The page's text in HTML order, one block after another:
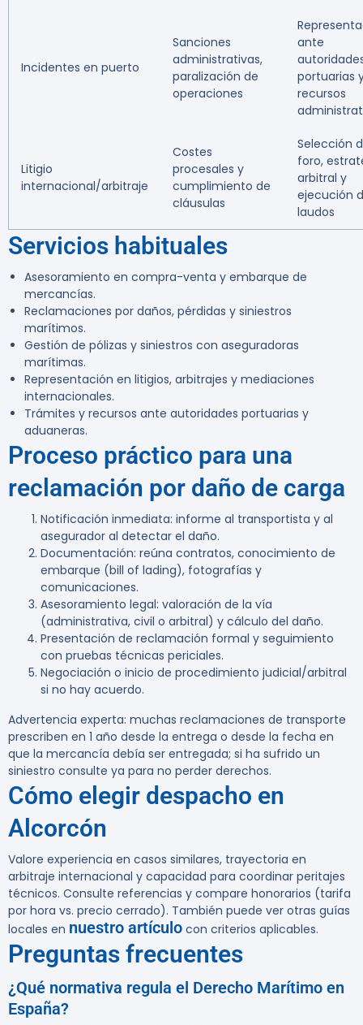
Incidentes en puerto
Sanciones
administrativas,
paralización de
operaciones
ante
portuarias
recursos
Litigio
internacional/arbitraje
Costes
procesales y
cumplimiento de
cláusulas
Selección
foro,
arbitral y
ejecución
laudos
Servicios habituales
Asesoramiento en compra-venta y embarque de
mercancías.
Reclamaciones por daños, pérdidas y siniestros
marítimos.
Gestión de pólizas y siniestros con aseguradoras
marítimas.
Representación en litigios, arbitrajes y mediaciones
internacionales.
Trámites y recursos ante autoridades portuarias y
aduaneras.
Proceso práctico para una
reclamación por daño de carga
Notificación inmediata: informe al transportista y al
asegurador al detectar el daño.
Documentación: reúna contratos, conocimiento de
embarque (bill of lading), fotografías y
comunicaciones.
Asesoramiento legal: valoración de la vía
(administrativa, civil o arbitral) y cálculo del daño.
Presentación de reclamación formal y seguimiento
con pruebas técnicas periciales.
Negociación o inicio de procedimiento judicial/arbitral
si no hay acuerdo.
Advertencia experta: muchas reclamaciones de transporte
prescriben en 1 año desde la entrega o desde la fecha en
que la mercancía debía ser entregada; si ha sufrido un
siniestro consulte ya para no perder derechos.
Cómo elegir despacho en
Alcorcón
Valore experiencia en casos similares, trayectoria en
arbitraje internacional y capacidad para coordinar peritajes
técnicos. Consulte referencias y compare honorarios (tarifa
por hora vs. precio cerrado). También puede ver otras guías
locales en nuestro artículo con criterios aplicables.
Preguntas frecuentes
¿Qué normativa regula el Derecho Marítimo en
España?